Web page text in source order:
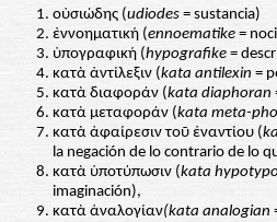
οὐσιώδης (udiodes = sustancia)
ἐννοηματική (ennoematike =
ὑπογραφική (hypografike =
κατὰ ἀντίλεξιν (kata antilexin =
κατὰ διαφοράν (kata diaphoran
κατὰ μεταφοράν (kata meta-
κατὰ ἀφαίρεσιν τοῦ ἐναντίου (
la negación de lo contrario de lo
κατὰ ὑποτύπωσιν (kata
imaginación),
κατὰ ἀναλογίαν(kata analogian